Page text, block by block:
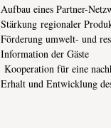
Aufbau eines Partner-
Stärkung regionaler
Förderung umwelt- und
Information der Gäste
Kooperation für eine
Erhalt und Entwicklung